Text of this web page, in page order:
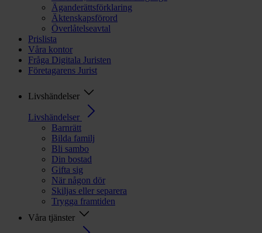
Äganderättsförklaring
Äktenskapsförord
Överlåtelseavtal
Prislista
Våra kontor
Fråga Digitala Juristen
Företagarens Jurist
Livshändelser
Livshändelser
Barnrätt
Bilda familj
Bli sambo
Din bostad
Gifta sig
När någon dör
Skiljas eller separera
Trygga framtiden
Våra tjänster